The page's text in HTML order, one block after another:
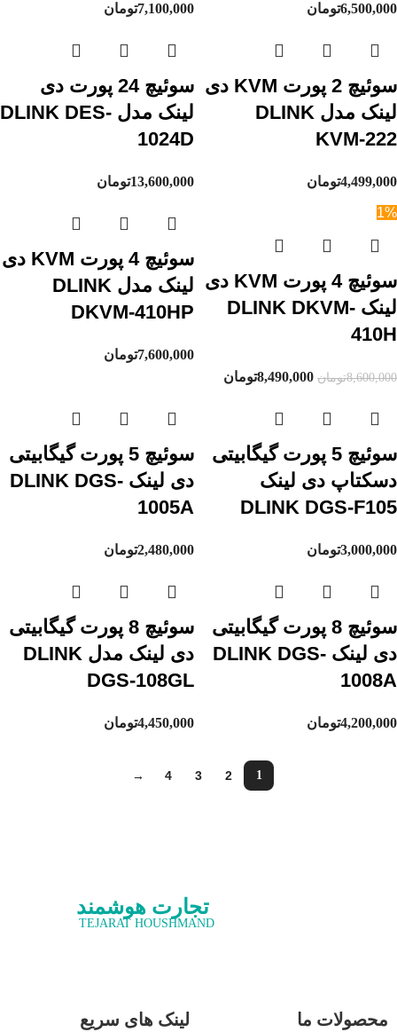
6,500,000تومان 7,100,000تومان
سوئیچ 2 پورت KVM دی
لینک مدل DLINK
KVM-222
4,499,000تومان
سوئیچ 24 پورت دی
لینک مدل DLINK DES-
1024D
13,600,000تومان
1%
سوئیچ 4 پورت KVM دی
لینک DLINK DKVM-
410H
8,600,000تومان 8,490,000تومان
سوئیچ 4 پورت KVM دی
لینک مدل DLINK
DKVM-410HP
7,600,000تومان
سوئیچ 5 پورت گیگابیتی
دسکتاپ دی لینک
DLINK DGS-F105
3,000,000تومان
سوئیچ 5 پورت گیگابیتی
دی لینک DLINK DGS-
1005A
2,480,000تومان
سوئیچ 8 پورت گیگابیتی
دی لینک DLINK DGS-
1008A
4,200,000تومان
سوئیچ 8 پورت گیگابیتی
دی لینک مدل DLINK
DGS-108GL
4,450,000تومان
1
2
3
4
→
تجارت هوشمند
TEJARAT HOUSHMAND
محصولات ما لینک های سریع